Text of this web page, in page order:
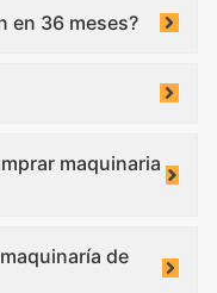
en 36 meses?
maquinaria
de